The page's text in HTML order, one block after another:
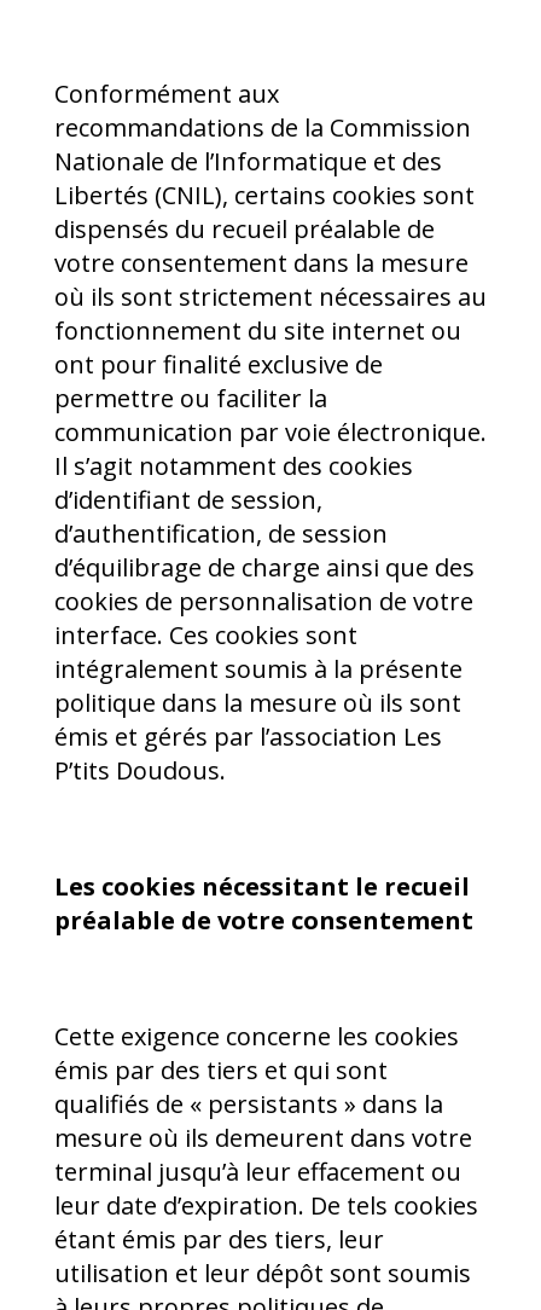
Conformément aux
recommandations de la Commission
Nationale de l’Informatique et des
Libertés (CNIL), certains cookies sont
dispensés du recueil préalable de
votre consentement dans la mesure
où ils sont strictement nécessaires au
fonctionnement du site internet ou
ont pour finalité exclusive de
permettre ou faciliter la
communication par voie électronique.
Il s’agit notamment des cookies
d’identifiant de session,
d’authentification, de session
d’équilibrage de charge ainsi que des
cookies de personnalisation de votre
interface. Ces cookies sont
intégralement soumis à la présente
politique dans la mesure où ils sont
émis et gérés par l’association Les
P’tits Doudous.
Les cookies nécessitant le recueil
préalable de votre consentement
Cette exigence concerne les cookies
émis par des tiers et qui sont
qualifiés de « persistants » dans la
mesure où ils demeurent dans votre
terminal jusqu’à leur effacement ou
leur date d’expiration. De tels cookies
étant émis par des tiers, leur
utilisation et leur dépôt sont soumis